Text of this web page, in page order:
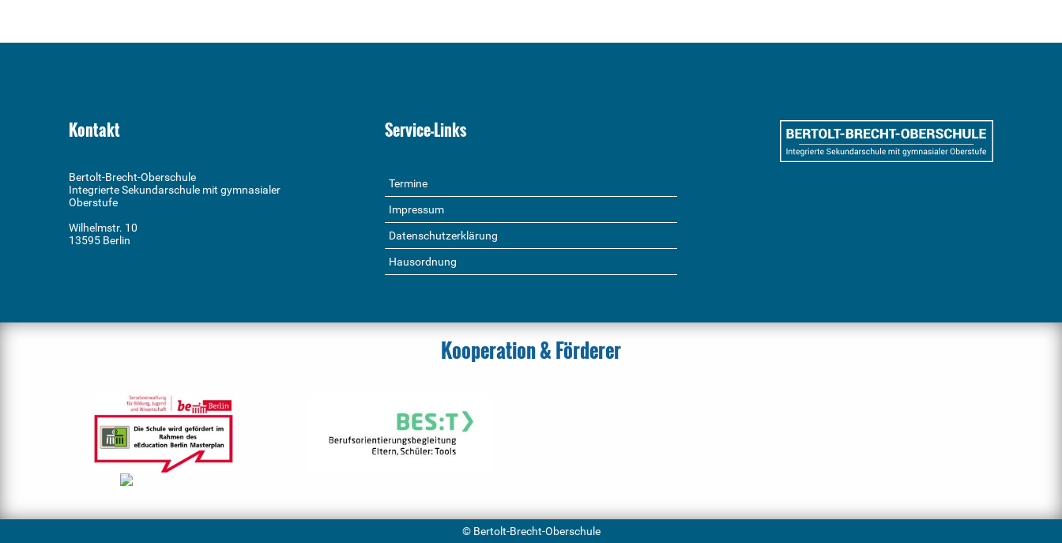
Kontakt
Bertolt-Brecht-Oberschule
Integrierte Sekundarschule mit gymnasialer
Oberstufe
Wilhelmstr. 10
13595 Berlin
Service-Links
Termine
Impressum
Datenschutzerklärung
Hausordnung
Kooperation & Förderer
© Bertolt-Brecht-Oberschule